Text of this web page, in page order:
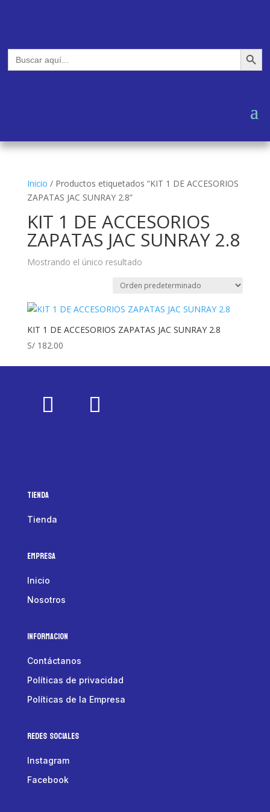
Buscar: Botón de
Inicio / Productos etiquetados “KIT 1 DE ACCESORIOS
ZAPATAS JAC SUNRAY 2.8”
KIT 1 DE ACCESORIOS
ZAPATAS JAC SUNRAY 2.8
Mostrando el único resultado
KIT 1 DE ACCESORIOS ZAPATAS JAC SUNRAY 2.8
S/182.00
Tienda
Tienda
Empresa
Inicio
Nosotros
Informacion
Contáctanos
Políticas de privacidad
Políticas de la Empresa
Redes Sociales
Instagram
Facebook